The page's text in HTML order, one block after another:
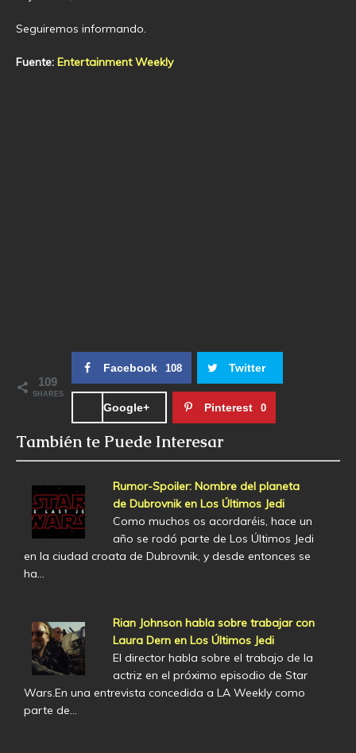
Seguiremos informando.
Fuente: Entertainment Weekly
109
SHARES
Facebook 108 Twitter
Google+ Pinterest 0
También te Puede Interesar
Rumor-Spoiler: Nombre del planeta
de Dubrovnik en Los Últimos Jedi
Como muchos os acordaréis, hace un
año se rodó parte de Los Últimos Jedi
en la ciudad croata de Dubrovnik, y desde entonces se
ha…
Rian Johnson habla sobre trabajar con
Laura Dern en Los Últimos Jedi
El director habla sobre el trabajo de la
actriz en el próximo episodio de Star
Wars.En una entrevista concedida a LA Weekly como
parte de…